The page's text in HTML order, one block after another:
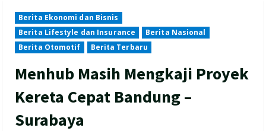
Berita Ekonomi dan Bisnis
Berita Lifestyle dan Insurance
Berita Nasional
Berita Otomotif
Berita Terbaru
Menhub Masih Mengkaji Proyek
Kereta Cepat Bandung –
Surabaya